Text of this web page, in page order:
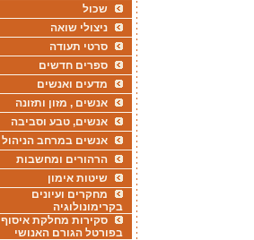
שכול
ניצולי שואה
סרטי תעודה
ספרים חדשים
מדעים ואנשים
אנשים , מזון ותזונה
אנשים, טבע וסביבה
אנשים במרחב הניהול
הרהורים ומחשבות
שיטות אימון
מחקרים ועיונים
בקרימונולוגיה
סקירות מחלקת איסוף
בפורטל הגורם האנושי